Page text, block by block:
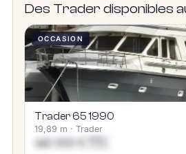
Des Trader disponibles
OCCASION
Trader 65 1990
19,89 m · Trader
440 000 € TTC